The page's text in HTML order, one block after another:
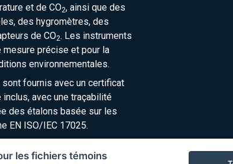
et de CO2, ainsi que des
des hygromètres, des
de CO2. Les instruments
mesure précise et pour la
environnementales.
fournis avec un certificat
avec une traçabilité
des étalons basée sur les
EN ISO/IEC 17025.
les fichiers témoins